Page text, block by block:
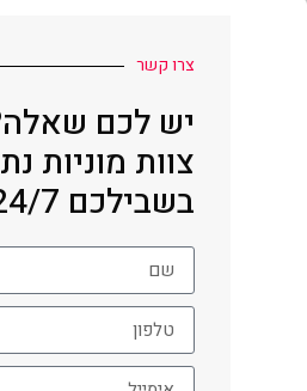
צרו קשר
יש לכם
צוות מוניות
בשבילכם 24/7